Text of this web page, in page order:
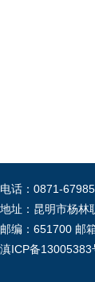
电话：0871-
地址：昆明市杨林
邮编：651700 邮
滇ICP备13005383